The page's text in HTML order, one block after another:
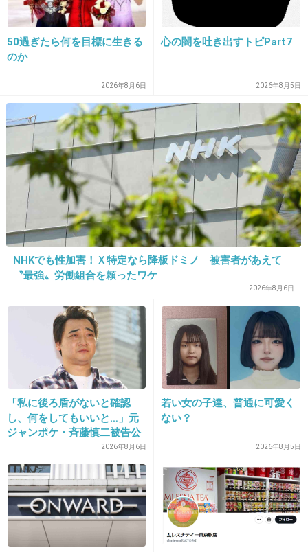
15. 匿名2024/06/29(土) 10:17:18
答えるのめんどくさすぎる
+27 -1
16. 匿名2024/06/29(土) 10:17:27
食に10を全振りしてる自分にはトピを開く資格
すらなかった…
+22 -0
17. 匿名2024/06/29(土) 10:17:38
スキンケアに100
-0
18. 匿名2024/06/29(土) 10:18:23
ヘアケアが６
スキンケアが４
50過ぎたら何を目標に生きる
のか
2026年8月6日
心の闇を吐き出すトピPart7
2026年8月5日
NHKでも性加害！Ｘ特定なら降板ドミノ 被害者があえて
〝最強〟労働組合を頼ったワケ
2026年8月6日
「私に後ろ盾がないと確認
し、何をしてもいいと…」元
ジャンポケ・斉藤慎二被告公
2026年8月6日
若い女の子達、普通に可愛く
ない？
2026年8月5日